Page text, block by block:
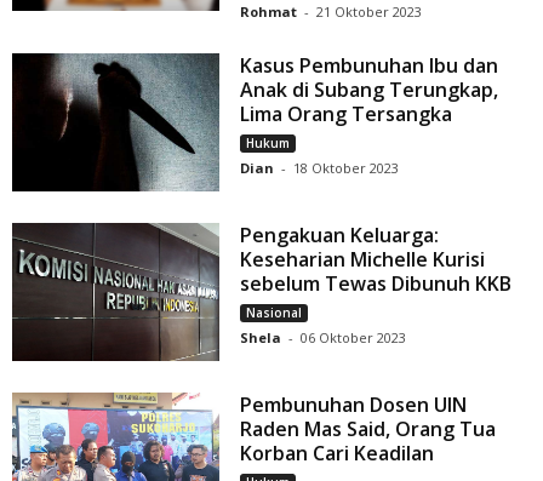
Rohmat - 21 Oktober 2023
Kasus Pembunuhan Ibu dan
Anak di Subang Terungkap,
Lima Orang Tersangka
Hukum
Dian - 18 Oktober 2023
Pengakuan Keluarga:
Keseharian Michelle Kurisi
sebelum Tewas Dibunuh KKB
Nasional
Shela - 06 Oktober 2023
Pembunuhan Dosen UIN
Raden Mas Said, Orang Tua
Korban Cari Keadilan